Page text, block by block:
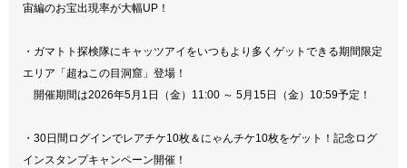
宙編のお宝出現率が大幅UP！
・ガマトト探検隊にキャッツアイをいつもより多くゲットできる期間限定
エリア「超ねこの目洞窟」登場！
開催期間は2026年5月1日（金）11:00 ～ 5月15日（金）10:59予定！
・30日間ログインでレアチケ10枚＆にゃんチケ10枚をゲット！記念ログ
インスタンプキャンペーン開催！